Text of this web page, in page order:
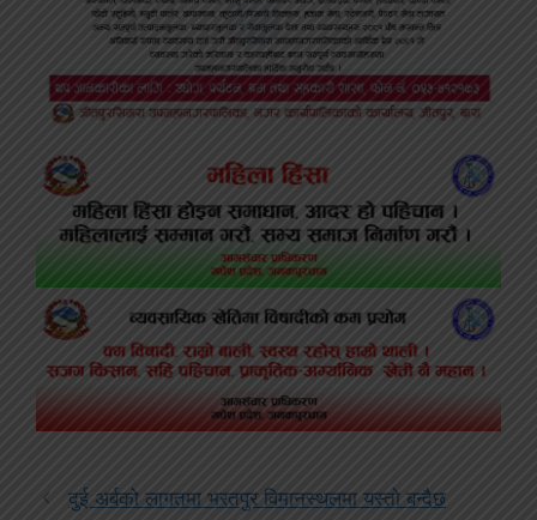
दुई अर्बको लागतमा भरतपुर विमानस्थलमा यस्तो बन्दैछ